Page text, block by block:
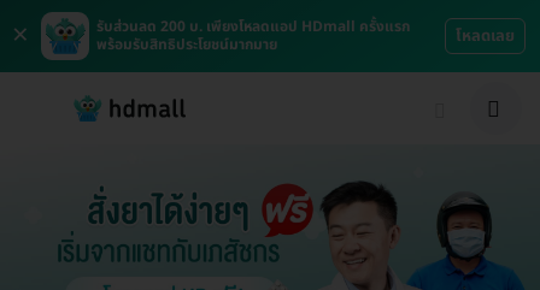
×
รับส่วนลด 200 บ. เพียงโหลดแอป HDmall ครั้งแรก
พร้อมรับสิทธิประโยชน์มากมาย
โหลดเลย